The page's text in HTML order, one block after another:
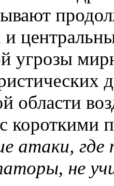
угрозы
области
короткими
атаки, где
не